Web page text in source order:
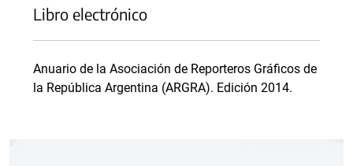
Libro electrónico
Anuario de la Asociación de Reporteros Gráficos de
la República Argentina (ARGRA). Edición 2014.